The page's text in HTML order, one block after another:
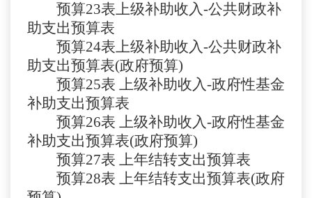
预算23表上级补助收入-公共财政补
助支出预算表
预算24表上级补助收入-公共财政补
助支出预算表(政府预算)
预算25表 上级补助收入-政府性基金
补助支出预算表
预算26表 上级补助收入-政府性基金
补助支出预算表(政府预算)
预算27表 上年结转支出预算表
预算28表 上年结转支出预算表(政府